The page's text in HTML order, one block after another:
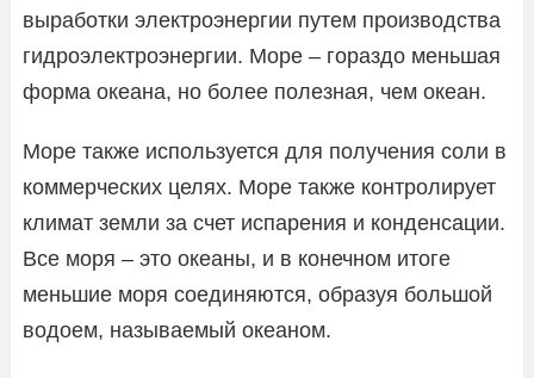
выработки электроэнергии путем производства
гидроэлектроэнергии. Море – гораздо меньшая
форма океана, но более полезная, чем океан.
Море также используется для получения соли в
коммерческих целях. Море также контролирует
климат земли за счет испарения и конденсации.
Все моря – это океаны, и в конечном итоге
меньшие моря соединяются, образуя большой
водоем, называемый океаном.